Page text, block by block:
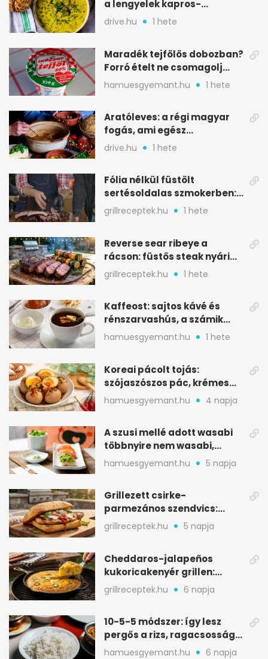
a lengyelek kapros-
savanykás levese
drive.hu 1 hete
Maradék tejfölös dobozban?
Forró ételt ne csomagolj
ilyen tégelybe
hamuesgyemant.hu 1 hete
Aratóleves: a régi magyar
fogás, ami egész
csapatokat jóllakatott
drive.hu 1 hete
Fólia nélkül füstölt
sertésoldalas szmokerben:
ropogós bark, 6 óra
grillreceptek.hu 1 hete
Reverse sear ribeye a
rácson: füstös steak nyári
tökkebabbal
grillreceptek.hu 1 hete
Kaffeost: sajtos kávé és
rénszarvashús, a számik
melegítő itala
hamuesgyemant.hu 1 hete
Koreai pácolt tojás:
szójaszószos pác, krémes
sárgája, pár óra alatt
hamuesgyemant.hu 4 napja
A szusi mellé adott wasabi
többnyire nem wasabi,
hanem fűszerkeverék
hamuesgyemant.hu 5 napja
Grillezett csirke-
parmezános szendvics:
ropogós csirke, olvadó sajt
grillreceptek.hu 5 napja
Cheddaros-jalapeños
kukoricakenyér grillen:
ropogós alj, puha belső
grillreceptek.hu 6 napja
10-5-5 módszer: így lesz
pergős a rizs, ragacsosság
nélkül
hamuesgyemant.hu 6 napja